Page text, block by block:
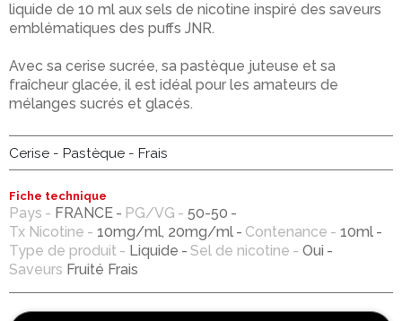
liquide de 10 ml aux sels de nicotine inspiré des saveurs
emblématiques des puffs JNR.
Avec sa cerise sucrée, sa pastèque juteuse et sa
fraîcheur glacée, il est idéal pour les amateurs de
mélanges sucrés et glacés.
Cerise - Pastèque - Frais
Fiche technique
Pays FRANCE PG/VG
50-50
Tx Nicotine
10mg/ml, 20mg/ml Contenance
10ml
Type de produit
Liquide Sel de nicotine
Oui
Saveurs Fruité Frais